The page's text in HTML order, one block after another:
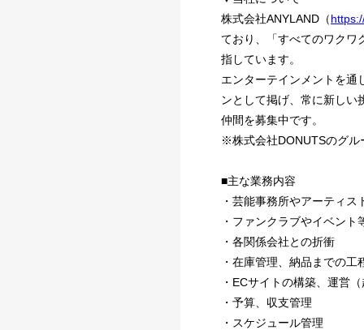
株式会社ANYLAND（
ており、「すべてのワクワ
指しています。
エンターテインメントを通
ンとして掲げ、常に新しい
仲間を募集中です。
※株式会社DONUTSのグル
■主な業務内容
・芸能事務所やアーティ
・ファンクラブやイベン
・各関係会社との折衝
・在庫管理、納品までの工
・ECサイトの構築、運営
・予算、収支管理
・スケジュール管理